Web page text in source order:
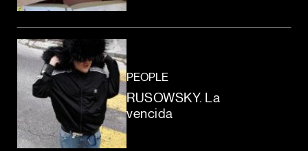
PEOPLE
RUSOWSKY. La
vencida